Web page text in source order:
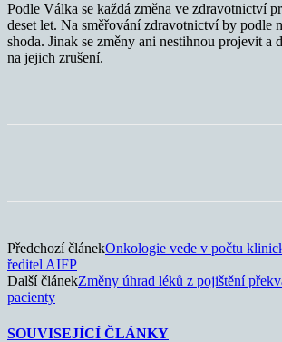
Podle Válka se každá změna ve zdravotnictví
deset let. Na směřování zdravotnictví by podle
shoda. Jinak se změny ani nestihnou projevit a
na jejich zrušení.
Předchozí článekOnkologie vede v počtu
ředitel AIFP
Další článekZměny úhrad léků z pojištění
pacienty
SOUVISEJÍCÍ ČLÁNKY